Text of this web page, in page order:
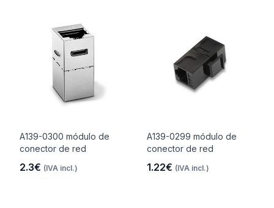
A139-0300 módulo de
conector de red
2.3€ (IVA incl.)
A139-0299 módulo de
conector de red
1.22€ (IVA incl.)